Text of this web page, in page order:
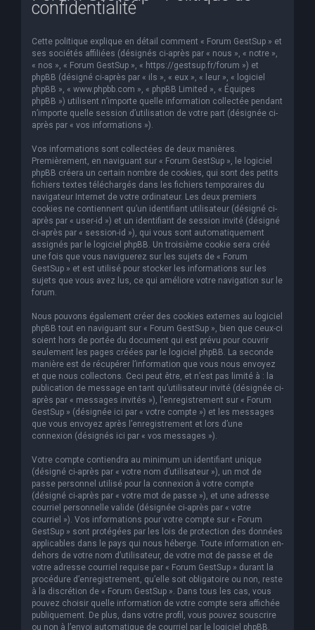
confidentialité
Cette politique explique en détail comment « Forum GestSup » et
ses sociétés affiliées (désignés ci-après par « nous », « notre »,
« nos », « Forum GestSup », « https://gestsup.fr/forum ») et
phpBB (désigné ci-après par « ils », « eux », « leur », « logiciel
phpBB », « www.phpbb.com », « phpBB Limited », « Équipes
phpBB ») utilisent n’importe quelle information collectée pendant
n’importe quelle session d’utilisation de votre part (désignée ci-
après par « vos informations »).
Vos informations sont collectées de deux manières.
Premièrement, en naviguant sur « Forum GestSup », le logiciel
phpBB créera un certain nombre de cookies, qui sont des petits
fichiers textes téléchargés dans les fichiers temporaires du
navigateur Internet de votre ordinateur. Les deux premiers
cookies ne contiennent qu’un identifiant utilisateur (désigné ci-
après par « user-id ») et un identifiant de session invité (désigné
ci-après par « session-id »), qui vous sont automatiquement
assignés par le logiciel phpBB. Un troisième cookie sera créé
une fois que vous naviguerez sur les sujets de « Forum
GestSup » et est utilisé pour stocker les informations sur les
sujets que vous avez lus, ce qui améliore votre navigation sur le
forum.
Nous pouvons également créer des cookies externes au logiciel
phpBB tout en naviguant sur « Forum GestSup », bien que ceux-ci
soient hors de portée du document qui est prévu pour couvrir
seulement les pages créées par le logiciel phpBB. La seconde
manière est de récupérer l’information que vous nous envoyez
et que nous collectons. Ceci peut être, et n’est pas limité à : la
publication de message en tant qu’utilisateur invité (désignée ci-
après par « messages invités »), l’enregistrement sur « Forum
GestSup » (désignée ici par « votre compte ») et les messages
que vous envoyez après l’enregistrement et lors d’une
connexion (désignés ici par « vos messages »).
Votre compte contiendra au minimum un identifiant unique
(désigné ci-après par « votre nom d’utilisateur »), un mot de
passe personnel utilisé pour la connexion à votre compte
(désigné ci-après par « votre mot de passe »), et une adresse
courriel personnelle valide (désignée ci-après par « votre
courriel »). Vos informations pour votre compte sur « Forum
GestSup » sont protégées par les lois de protection des données
applicables dans le pays qui nous héberge. Toute information en-
dehors de votre nom d’utilisateur, de votre mot de passe et de
votre adresse courriel requise par « Forum GestSup » durant la
procédure d’enregistrement, qu’elle soit obligatoire ou non, reste
à la discrétion de « Forum GestSup ». Dans tous les cas, vous
pouvez choisir quelle information de votre compte sera affichée
publiquement. De plus, dans votre profil, vous pouvez souscrire
ou non à l’envoi automatique de courriel par le logiciel phpBB.